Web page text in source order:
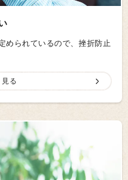
められているので、挫折防止
見る